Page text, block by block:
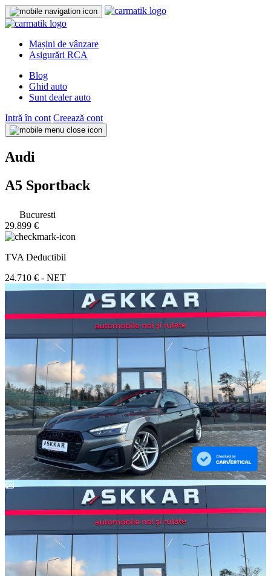
Mașini de vânzare
Asigurări RCA
Blog
Ghid auto
Sunt dealer auto
Intră în cont Creează cont
Audi
A5 Sportback
Bucuresti
29.899 €
TVA Deductibil
24.710 € - NET